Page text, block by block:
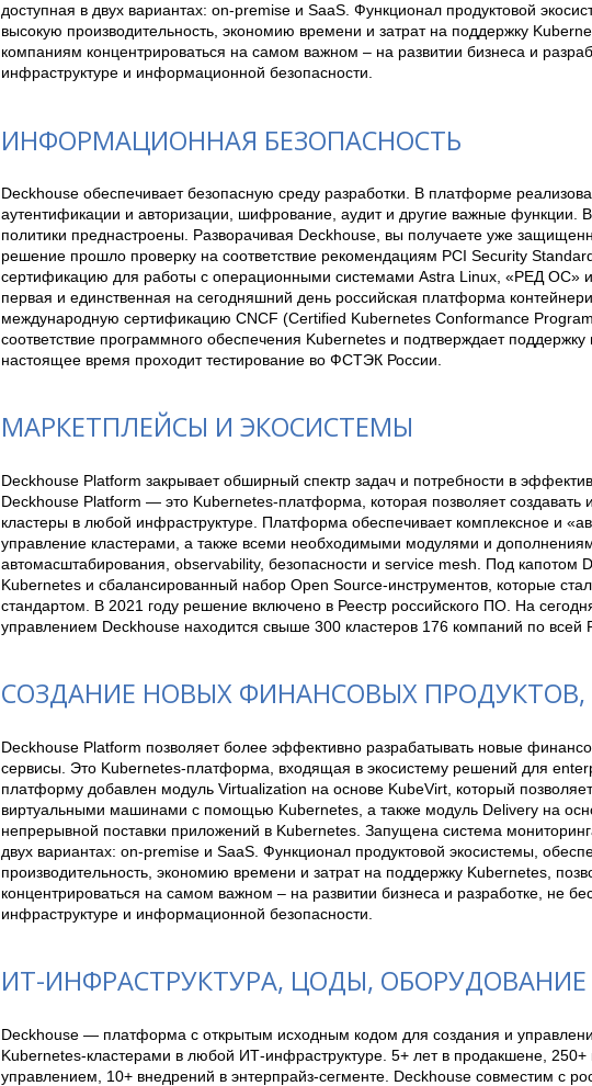
доступная в двух вариантах: on-premise и SaaS. Функционал продуктовой
высокую производительность, экономию времени и затрат на поддержку
компаниям концентрироваться на самом важном – на развитии бизнеса и
инфраструктуре и информационной безопасности.
ИНФОРМАЦИОННАЯ БЕЗОПАСНОСТЬ
Deckhouse обеспечивает безопасную среду разработки. В платформе
аутентификации и авторизации, шифрование, аудит и другие важные функции.
политики преднастроены. Разворачивая Deckhouse, вы получаете уже
решение прошло проверку на соответствие рекомендациям PCI Security
сертификацию для работы с операционными системами Astra Linux, «РЕД ОС»
первая и единственная на сегодняшний день российская платформа
международную сертификацию СNCF (Сertified Kubernetes Conformance
соответствие программного обеспечения Kubernetes и подтверждает поддержку
настоящее время проходит тестирование во ФСТЭК России.
МАРКЕТПЛЕЙСЫ И ЭКОСИСТЕМЫ
Deckhouse Platform закрывает обширный спектр задач и потребности в
Deckhouse Platform — это Kubernetes-платформа, которая позволяет создавать
кластеры в любой инфраструктуре. Платформа обеспечивает комплексное и
управление кластерами, а также всеми необходимыми модулями и
автомасштабирования, observability, безопасности и service mesh. Под капотом
Kubernetes и сбалансированный набор Open Source-инструментов, которые
стандартом. В 2021 году решение включено в Реестр российского ПО. На
управлением Deckhouse находится свыше 300 кластеров 176 компаний по всей
СОЗДАНИЕ НОВЫХ ФИНАНСОВЫХ ПРОДУКТОВ,
Deckhouse Platform позволяет более эффективно разрабатывать новые
сервисы. Это Kubernetes-платформа, входящая в экосистему решений для
платформу добавлен модуль Virtualization на основе KubeVirt, который
виртуальными машинами с помощью Kubernetes, а также модуль Delivery на
непрерывной поставки приложений в Kubernetes. Запущена система
двух вариантах: on-premise и SaaS. Функционал продуктовой экосистемы,
производительность, экономию времени и затрат на поддержку Kubernetes,
концентрироваться на самом важном – на развитии бизнеса и разработке, не
инфраструктуре и информационной безопасности.
ИТ-ИНФРАСТРУКТУРА, ЦОДЫ, ОБОРУДОВАНИЕ
Deckhouse — платформа с открытым исходным кодом для создания и
Kubernetes-кластерами в любой ИТ-инфраструктуре. 5+ лет в продакшене, 250+
управлением, 10+ внедрений в энтерпрайз-сегменте. Deckhouse совместим с